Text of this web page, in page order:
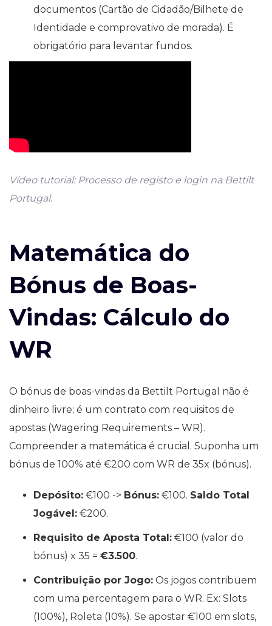
documentos (Cartão de Cidadão/Bilhete de
Identidade e comprovativo de morada). É
obrigatório para levantar fundos.
Vídeo tutorial: Processo de registo e login na Bettilt
Portugal.
Matemática do
Bónus de Boas-
Vindas: Cálculo do
WR
O bónus de boas-vindas da Bettilt Portugal não é
dinheiro livre; é um contrato com requisitos de
apostas (Wagering Requirements – WR).
Compreender a matemática é crucial. Suponha um
bónus de 100% até €200 com WR de 35x (bónus).
Depósito: €100 -> Bónus: €100. Saldo Total
Jogável: €200.
Requisito de Aposta Total: €100 (valor do
bónus) x 35 = €3.500.
Contribuição por Jogo: Os jogos contribuem
com uma percentagem para o WR. Ex: Slots
(100%), Roleta (10%). Se apostar €100 em slots,